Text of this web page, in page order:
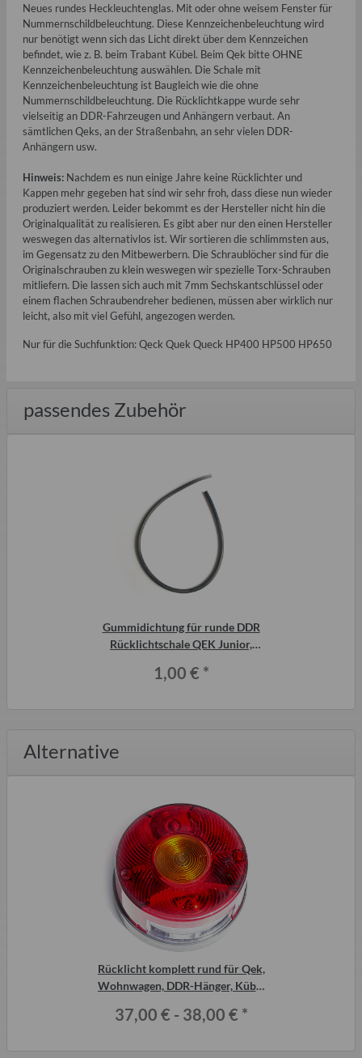
Neues rundes Heckleuchtenglas. Mit oder ohne weisem Fenster für
Nummernschildbeleuchtung. Diese Kennzeichenbeleuchtung wird
nur benötigt wenn sich das Licht direkt über dem Kennzeichen
befindet, wie z. B. beim Trabant Kübel. Beim Qek bitte OHNE
Kennzeichenbeleuchtung auswählen. Die Schale mit
Kennzeichenbeleuchtung ist Baugleich wie die ohne
Nummernschildbeleuchtung. Die Rücklichtkappe wurde sehr
vielseitig an DDR-Fahrzeugen und Anhängern verbaut. An
sämtlichen Qeks, an der Straßenbahn, an sehr vielen DDR-
Anhängern usw.
Hinweis: Nachdem es nun einige Jahre keine Rücklichter und
Kappen mehr gegeben hat sind wir sehr froh, dass diese nun wieder
produziert werden. Leider bekommt es der Hersteller nicht hin die
Originalqualität zu realisieren. Es gibt aber nur den einen Hersteller
weswegen das alternativlos ist. Wir sortieren die schlimmsten aus,
im Gegensatz zu den Mitbewerbern. Die Schraublöcher sind für die
Originalschrauben zu klein weswegen wir spezielle Torx-Schrauben
mitliefern. Die lassen sich auch mit 7mm Sechskantschlüssel oder
einem flachen Schraubendreher bedienen, müssen aber wirklich nur
leicht, also mit viel Gefühl, angezogen werden.
Nur für die Suchfunktion: Qeck Quek Queck HP400 HP500 HP650
passendes Zubehör
Gummidichtung für runde DDR
Rücklichtschale QEK Junior,
1,00 € *
Alternative
Rücklicht komplett rund für Qek,
Wohnwagen, DDR-Hänger, Kübel
37,00 € - 38,00 € *